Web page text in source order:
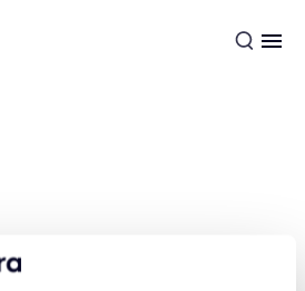
voor Dienstverlening Auteurs-
Het is een facilitair bedrijf voor